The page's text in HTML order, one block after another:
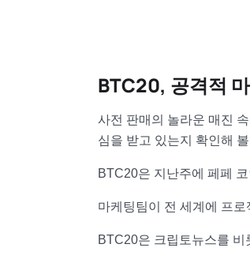
BTC20, 공격적
사전 판매의 놀라운 매진
심을 받고 있는지 확인해
BTC20은 지난주에 페페
마케팅팀이 전 세계에 프
BTC20은 크립토뉴스를 비